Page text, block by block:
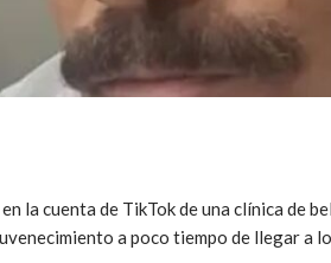
la cuenta de TikTok de una clínica de
a poco tiempo de llegar a